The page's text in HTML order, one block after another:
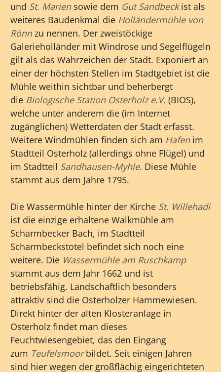
und St. Mariensowie dem Gut Sandbeckist als
weiteres Baudenkmal die Holländermühle von
Rönnzu nennen. Der zweistöckige
Galerieholländer mit Windrose und Segelflügeln
gilt als das Wahrzeichen der Stadt. Exponiert an
einer der höchsten Stellen im Stadtgebiet ist die
Mühle weithin sichtbar und beherbergt
die Biologische Station Osterholz e.V. (BIOS),
welche unter anderem die (im Internet
zugänglichen) Wetterdaten der Stadt erfasst.
Weitere Windmühlen finden sich am Hafenim
Stadtteil Osterholz (allerdings ohne Flügel) und
im Stadtteil Sandhausen-Myhle. Diese Mühle
stammt aus dem Jahre 1795.
Die Wassermühle hinter der Kirche St. Willehadi
ist die einzige erhaltene Walkmühle am
Scharmbecker Bach, im Stadtteil
Scharmbeckstotel befindet sich noch eine
weitere. Die Wassermühle am Ruschkamp
stammt aus dem Jahr 1662 und ist
betriebsfähig. Landschaftlich besonders
attraktiv sind die Osterholzer Hammewiesen.
Direkt hinter der alten Klosteranlage in
Osterholz findet man dieses
Feuchtwiesengebiet, das den Eingang
zum Teufelsmoorbildet. Seit einigen Jahren
sind hier wegen der großflächig eingerichteten